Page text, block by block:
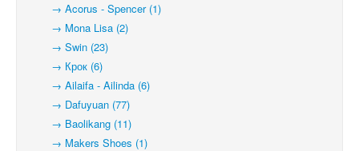
→ Acorus - Spencer (1)
→ Mona Lisa (2)
→ Swin (23)
→ Крок (6)
→ Ailaifa - Ailinda (6)
→ Dafuyuan (77)
→ Baolikang (11)
→ Makers Shoes (1)